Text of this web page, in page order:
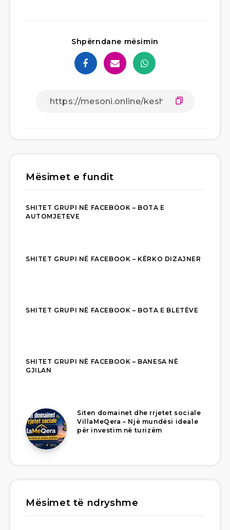
Shpërndane mësimin
Mësimet e fundit
SHITET GRUPI NË FACEBOOK – BOTA E
AUTOMJETEVE
SHITET GRUPI NË FACEBOOK – KËRKO DIZAJNER
SHITET GRUPI NË FACEBOOK – BOTA E BLETËVE
SHITET GRUPI NË FACEBOOK – BANESA NË
GJILAN
Siten domainet dhe rrjetet sociale
VillaMeQera – Një mundësi ideale
për investim në turizëm
Mësimet të ndryshme